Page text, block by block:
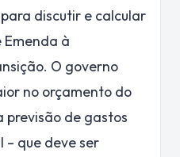
discutir e calcular
Emenda à
O governo
no orçamento do
previsão de gastos
– que deve ser